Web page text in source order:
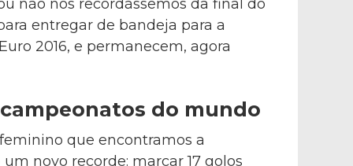
não nos recordássemos da final do
entregar de bandeja para a
2016, e permanecem, agora
do mundo
que encontramos a
novo recorde: marcar 17 golos